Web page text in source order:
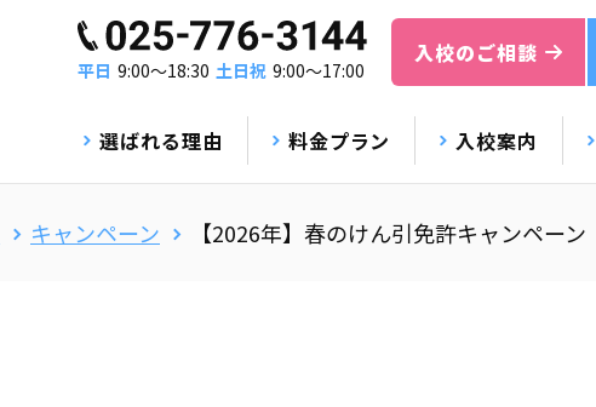
平日 9:00〜18:30 土日祝 9:00〜17:00
入校のご相談
選ばれる理由 料金プラン 入校案内
キャンペーン 【2026年】春のけん引免許キャンペーン